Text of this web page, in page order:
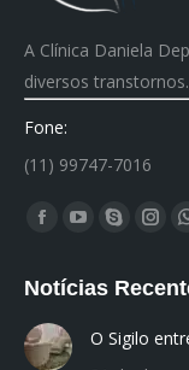
A Clínica Daniela
diversos transtornos.
Fone:
(11) 99747-7016
Encontre-nos em:
Facebook
opens
in
new
YouTube
opens
Skype
opens
new
Notícias
O Sigilo